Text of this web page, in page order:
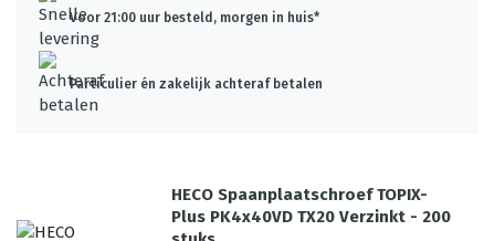
Voor 21:00 uur besteld, morgen in huis*
Particulier én zakelijk achteraf betalen
HECO Spaanplaatschroef TOPIX-
Plus PK4x40VD TX20 Verzinkt - 200